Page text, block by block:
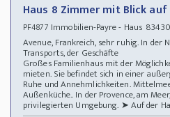
Haus 8 Zimmer mit Blick
PF4877 Immobilien-Payre - Haus
Avenue, Frankreich, sehr ruhig. In der
Transports, der Geschäfte
Großes Familienhaus mit der
mieten. Sie befindet sich in einer
Ruhe und Annehmlichkeiten.
Außenküche.. In der Provence, am
privilegierten Umgebung. ➤ Auf der